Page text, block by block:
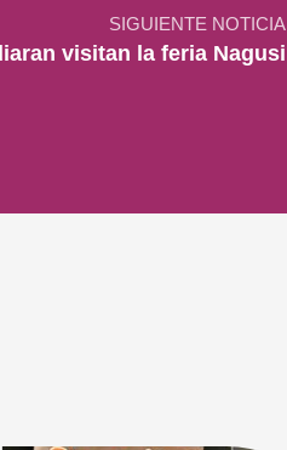
SIGUIENTE NOTICIA
visitan la feria Nagusi